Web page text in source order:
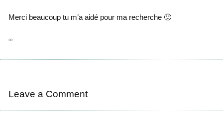
Merci beaucoup tu m’a aidé pour ma recherche 🙂
∞
Leave a Comment